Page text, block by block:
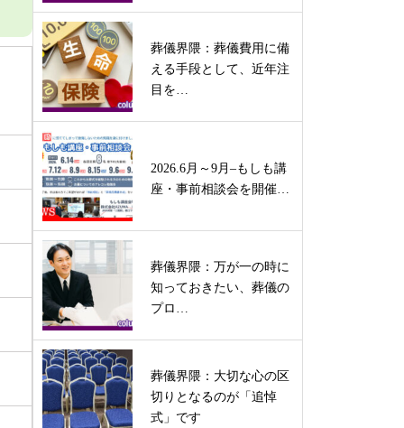
葬儀界隈：葬儀費用に備
える手段として、近年注
目を…
2026.6月～9月–もしも講
座・事前相談会を開催…
葬儀界隈：万が一の時に
知っておきたい、葬儀の
プロ…
葬儀界隈：大切な心の区
切りとなるのが「追悼
式」です